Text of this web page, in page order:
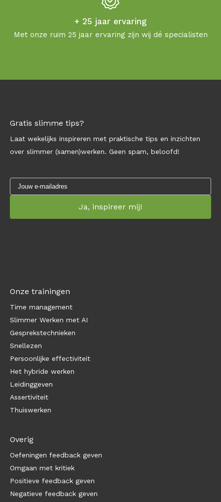
+ 25 jaar ervaring
Met onze ruim 25 jaar ervaring zijn wij dé specialisten
Gratis slimme tips?
Laat wekelijks inspireren met praktische tips en inzichten
over slimmer (samen)werken. Geen spam, beloofd!
Onze trainingen
Time management
Slimmer Werken met AI
Gesprekstechnieken
Snellezen
Persoonlijke effectiviteit
Het hybride werken
Leidinggeven
Assertiviteit
Thuiswerken
Overig
Oefeningen feedback geven
Omgaan met kritiek
Positieve feedback geven
Negatieve feedback geven